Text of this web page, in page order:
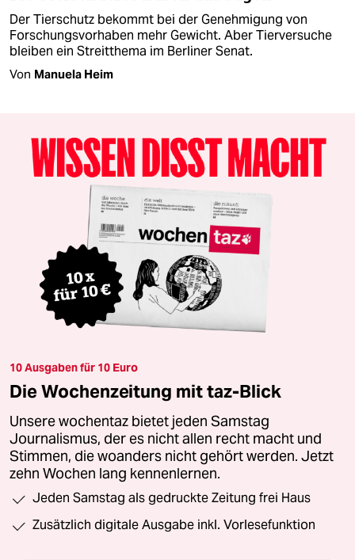
Der Tierschutz bekommt bei der Genehmigung von
Forschungsvorhaben mehr Gewicht. Aber Tierversuche
bleiben ein Streitthema im Berliner Senat.
Von Manuela Heim
10 Ausgaben für 10 Euro
Die Wochenzeitung mit taz-Blick
Unsere wochentaz bietet jeden Samstag
Journalismus, der es nicht allen recht macht und
Stimmen, die woanders nicht gehört werden. Jetzt
zehn Wochen lang kennenlernen.
Jeden Samstag als gedruckte Zeitung frei Haus
Zusätzlich digitale Ausgabe inkl. Vorlesefunktion